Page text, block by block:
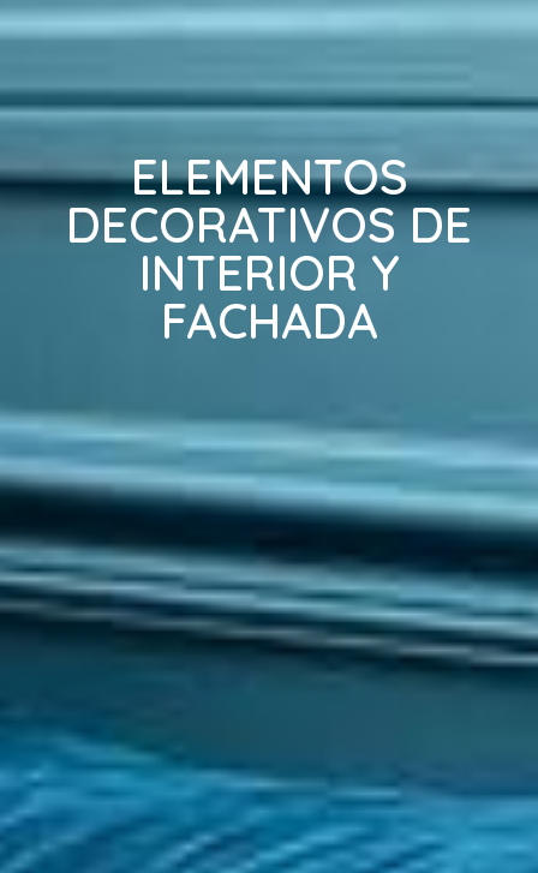
ELEMENTOS
DECORATIVOS DE
INTERIOR Y
FACHADA